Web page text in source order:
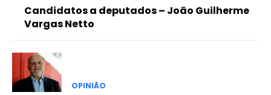
Candidatos a deputados – João Guilherme
Vargas Netto
OPINIÃO